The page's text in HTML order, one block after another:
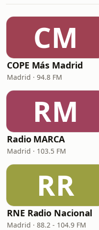
CM
COPE Más Madrid
Madrid · 94.8 FM
RM
Radio MARCA
Madrid · 103.5 FM
RR
RNE Radio Nacional
Madrid · 88.2 - 104.9 FM